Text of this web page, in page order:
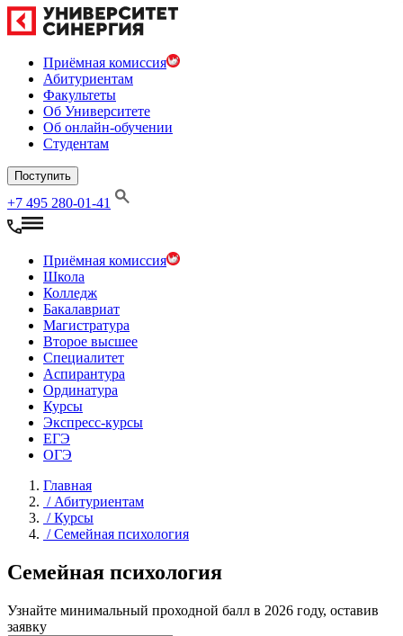
Приёмная комиссия
Абитуриентам
Факультеты
Об Университете
Об онлайн-обучении
Студентам
Поступить
+7 495 280-01-41
Приёмная комиссия
Школа
Колледж
Бакалавриат
Магистратура
Второе высшее
Специалитет
Аспирантура
Ординатура
Курсы
Экспресс-курсы
ЕГЭ
ОГЭ
Главная
/Абитуриентам
/Курсы
/Семейная психология
Семейная психология
Узнайте минимальный проходной балл в 2026 году, оставив
заявку